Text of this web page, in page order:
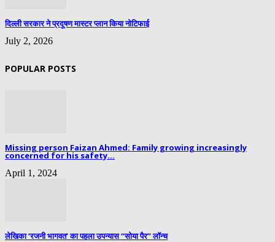
दिल्ली सरकार ने प्रदूषण मास्टर प्लान किया नोटिफाई
July 2, 2026
POPULAR POSTS
Missing person Faizan Ahmed: Family growing increasingly
concerned for his safety...
April 1, 2024
लेखिका ‘रजनी भागवत’ का पहला उपन्यास “सोया पैर” लॉन्च